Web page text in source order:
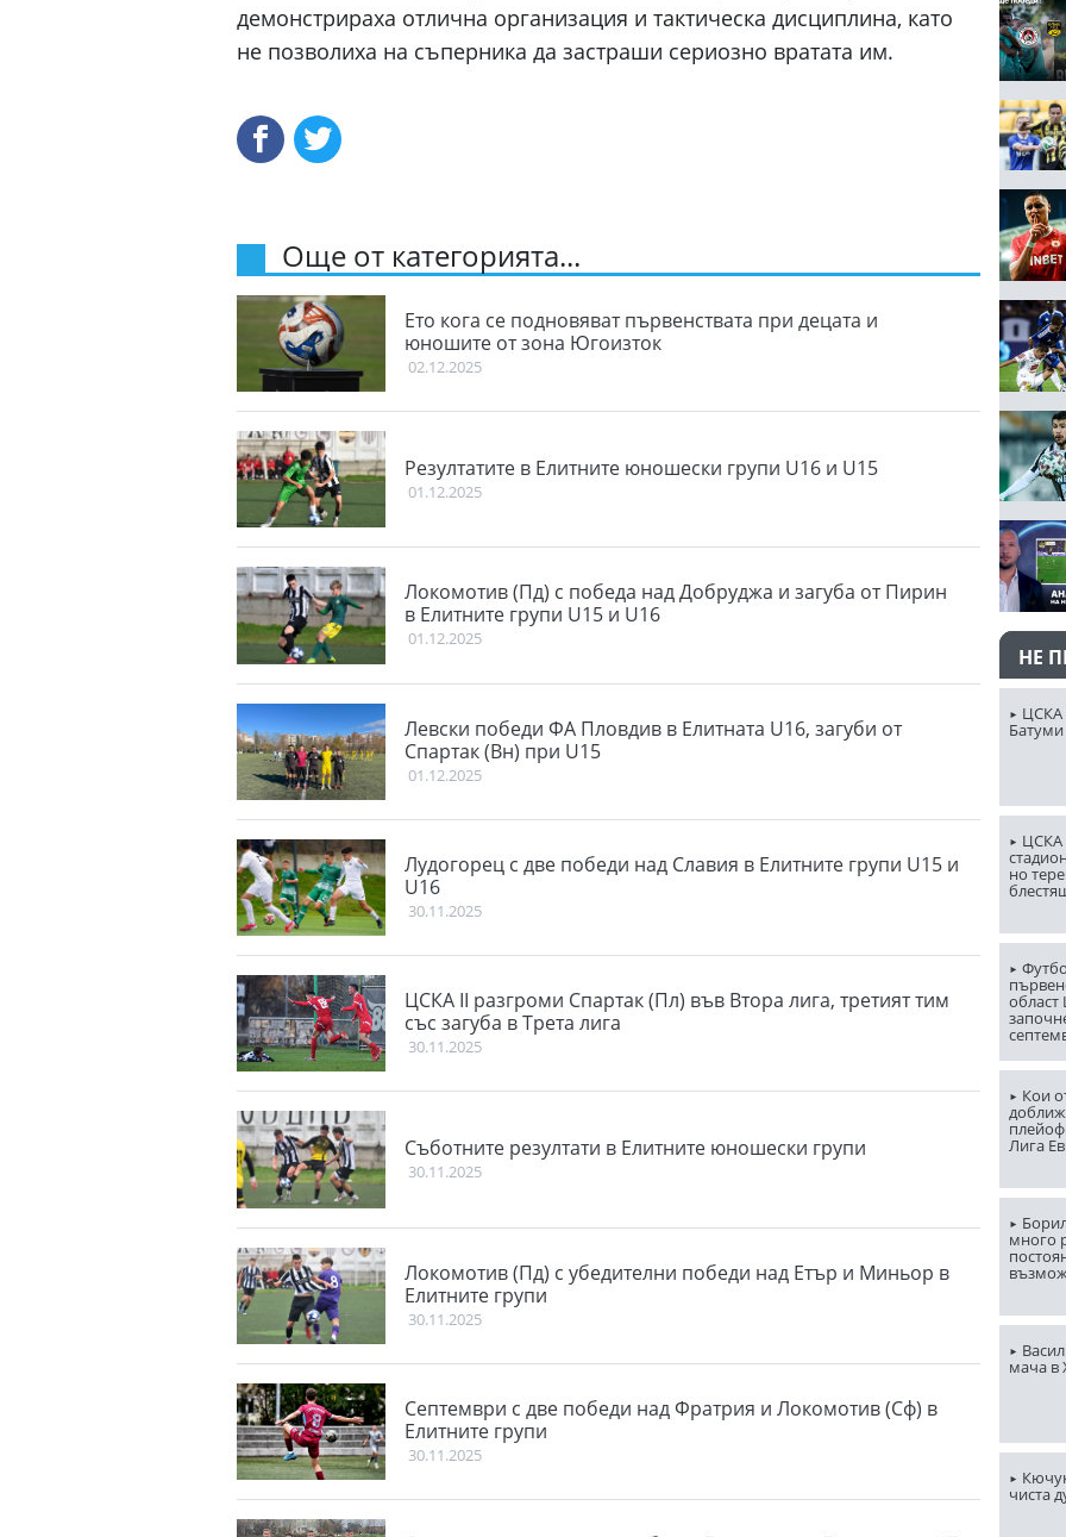
демонстрираха отлична организация и тактическа дисциплина, като
не позволиха на съперника да застраши сериозно вратата им.
Още от категорията...
Ето кога се подновяват първенствата при децата и
юношите от зона Югоизток
02.12.2025
Резултатите в Елитните юношески групи U16 и U15
01.12.2025
Локомотив (Пд) с победа над Добруджа и загуба от Пирин
в Елитните групи U15 и U16
01.12.2025
Левски победи ФА Пловдив в Елитната U16, загуби от
Спартак (Вн) при U15
01.12.2025
Лудогорец с две победи над Славия в Елитните групи U15 и
U16
30.11.2025
ЦСКА II разгроми Спартак (Пл) във Втора лига, третият тим
със загуба в Трета лига
30.11.2025
Съботните резултати в Елитните юношески групи
30.11.2025
Локомотив (Пд) с убедителни победи над Етър и Миньор в
Елитните групи
30.11.2025
Септември с две победи над Фратрия и Локомотив (Сф) в
Елитните групи
30.11.2025
НЕ
ЦСКА
Батуми
ЦСКА
но
Кои
Лига
много
мача в
чиста